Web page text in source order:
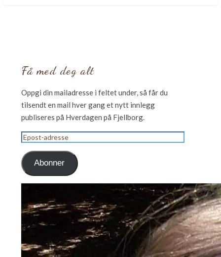
Få med deg alt
Oppgi din mailadresse i feltet under, så får du
tilsendt en mail hver gang et nytt innlegg
publiseres på Hverdagen på Fjellborg.
Epost-
adresse
Abonner